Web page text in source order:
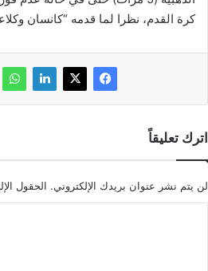
كرة القدم، نظرا لما قدمه “كانسان
اترك تعليقاً
لن يتم نشر عنوان بريدك الإلكتروني. الحقول